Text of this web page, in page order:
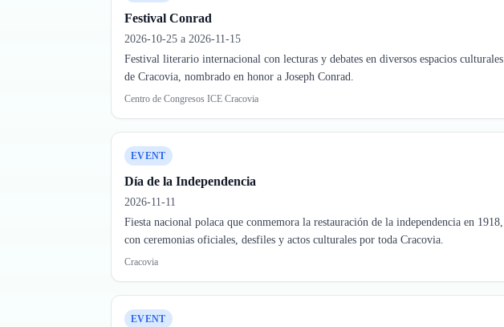
Festival Conrad
2026-10-25 a 2026-11-15
Festival literario internacional con lecturas y debates en diversos espacios culturales
de Cracovia, nombrado en honor a Joseph Conrad.
Centro de Congresos ICE Cracovia
EVENT
Día de la Independencia
2026-11-11
Fiesta nacional polaca que conmemora la restauración de la independencia en 1918,
con ceremonias oficiales, desfiles y actos culturales por toda Cracovia.
Cracovia
EVENT